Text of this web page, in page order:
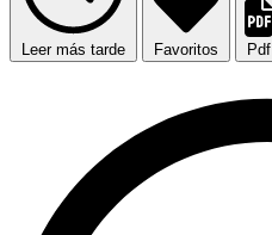
Leer más tarde Favoritos Pdf